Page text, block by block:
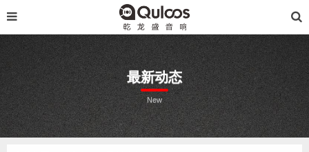
最新动态
New